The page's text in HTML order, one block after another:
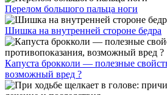
Перелом большого пальца ноги
Шишка на внутренней стороне бедра
Капуста брокколи — полезные
возможный вред ?